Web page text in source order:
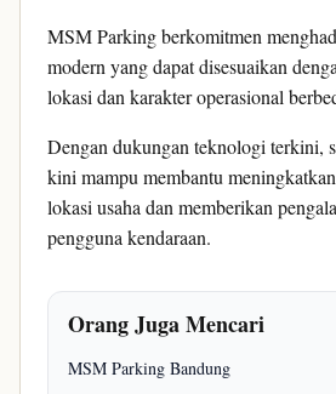
MSM Parking berkomitmen
modern yang dapat disesuaikan
lokasi dan karakter operasional
Dengan dukungan teknologi terkini,
kini mampu membantu
lokasi usaha dan memberikan
pengguna kendaraan.
Orang Juga Mencari
MSM Parking Bandung